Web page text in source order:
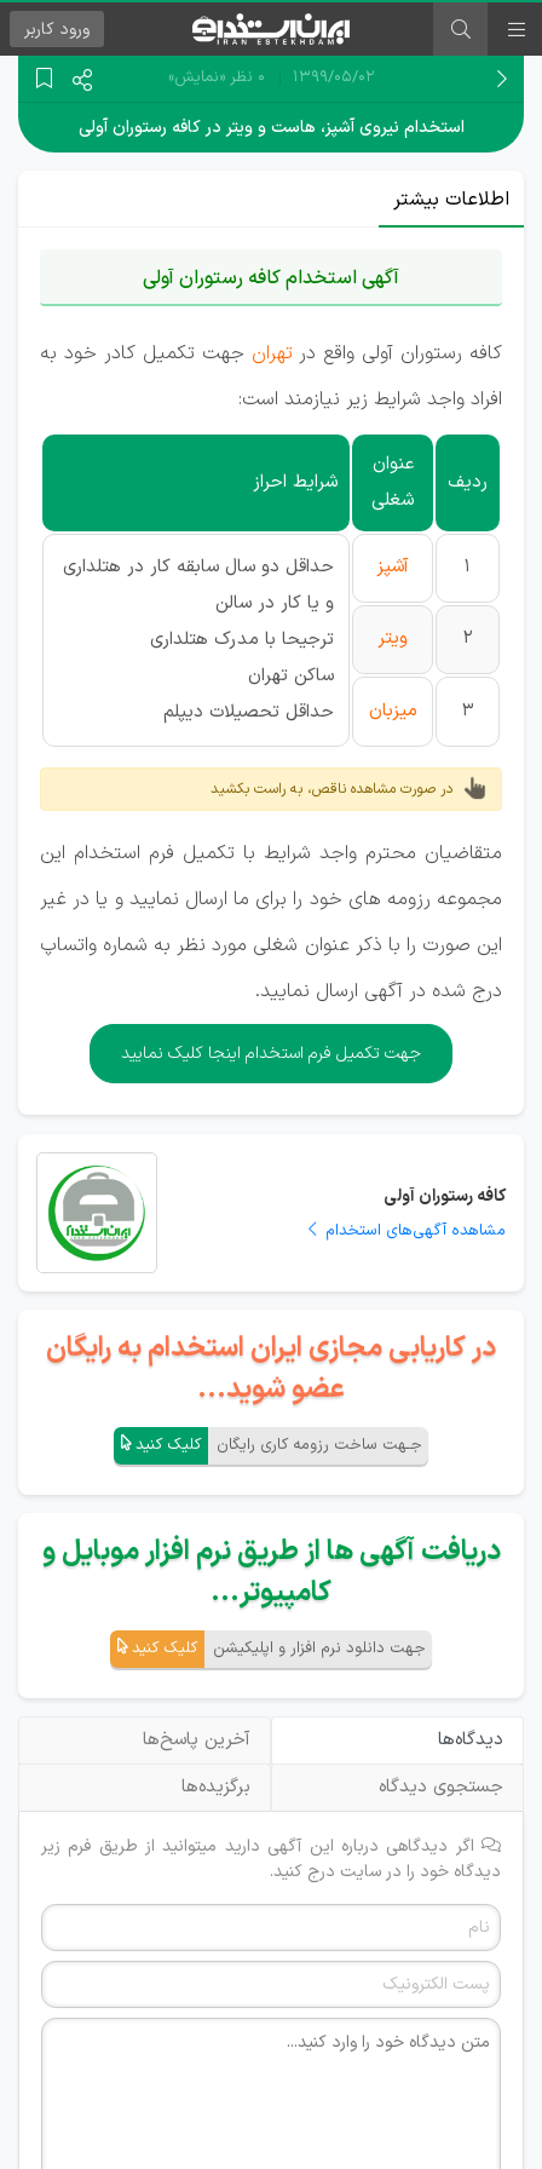
ورود کاربر
۱۳۹۹/۰۵/۰۲ 0 نظر «نمایش»
استخدام نیروی آشپز، هاست و ویتر در کافه رستوران آولی
اطلاعات بیشتر
آگهی استخدام کافه رستوران آولی
کافه رستوران آولی واقع در تهران جهت تکمیل کادر خود به
افراد واجد شرایط زیر نیازمند است:
ردیف
عنوان
شغلی
شرایط احراز
1 آشپز
حداقل دو سال سابقه کار در هتلداری
و یا کار در سالن
ترجیحا با مدرک هتلداری
ساکن تهران
حداقل تحصیلات دیپلم
2 ویتر
3 میزبان
در صورت مشاهده ناقص، به راست بکشید
متقاضیان محترم واجد شرایط با تکمیل فرم استخدام این
مجموعه رزومه های خود را برای ما ارسال نمایید و یا در غیر
این صورت را با ذکر عنوان شغلی مورد نظر به شماره واتساپ
درج شده در آگهی ارسال نمایید.
جهت تکمیل فرم استخدام اینجا کلیک نمایید
کافه رستوران آولی
مشاهده آگهی‌های استخدام
در کاریابی مجازی ایران استخدام به رایگان
عضو شوید...
جـهت ساخت رزومه کاری رایگان کلیک کنید
دریافت آگهی ها از طریق نرم افزار موبایل و
کامپیوتر...
جهت دانلود نرم افزار و اپلیکیشن کلیک کنید
دیدگاه‌ها
آخرین پاسخ‌ها
جستجوی دیدگاه
برگزیده‌ها
اگر دیدگاهی درباره این آگهی دارید میتوانید از طریق فرم زیر
دیدگاه خود را در سایت درج کنید.